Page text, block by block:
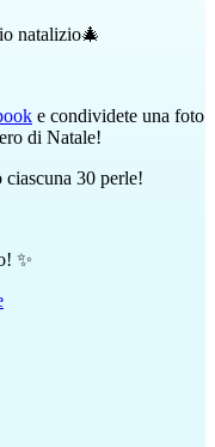
natalizio🎄
e condividete una foto
di Natale!
30 perle!
✨